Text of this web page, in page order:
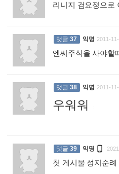
리니지 검요정으로
댓글 37 익명 2011-
엔씨주식을 사야할
댓글 38 익명 2011-
우워워
댓글 39 익명 
첫 게시물 성지순례